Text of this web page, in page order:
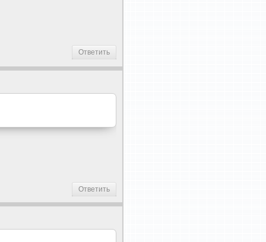
Ответить
Ответить